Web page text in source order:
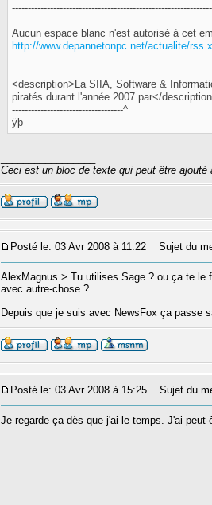
Aucun espace blanc n'est autorisé à cet
http://www.depannetonpc.net/actualite/
<description>La SIIA, Software &
piratés durant l'année 2007 par</
-----------------------------------^
ÿþ
Ceci est un bloc de texte qui peut être
Posté le: 03 Avr 2008 à 11:22 Sujet du
AlexMagnus > Tu utilises Sage ? ou ça te le
avec autre-chose ?
Depuis que je suis avec NewsFox ça passe
Posté le: 03 Avr 2008 à 15:25 Sujet du
Je regarde ça dès que j'ai le temps. J'ai